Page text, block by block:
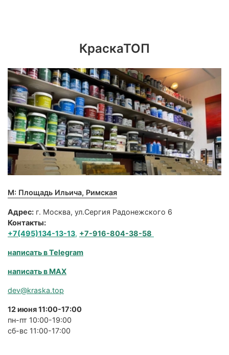
КраскаТОП
М: Площадь Ильича, Римская
Адрес: г. Москва, ул.Сергия Радонежского 6
Контакты:
+7(495)134-13-13, +7-916-804-38-58
написать в Telegram
написать в MAX
dev@kraska.top
12 июня 11:00-17:00
пн-пт 10:00-19:00
сб-вс 11:00-17:00